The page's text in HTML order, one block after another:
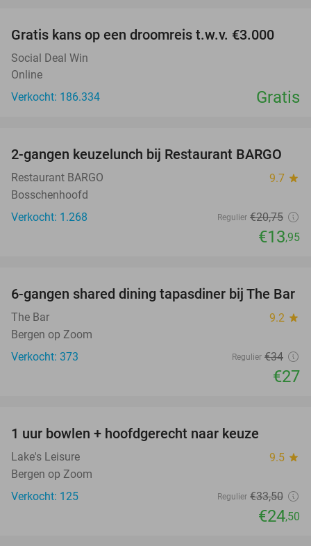
Gratis kans op een droomreis t.w.v. €3.000
Social Deal Win
Online
Verkocht: 186.334
Gratis
33%
2-gangen keuzelunch bij Restaurant BARGO
Restaurant BARGO 9.7 star
Bosschenhoofd
Verkocht: 1.268
Regulier €20,75
€13,95
21%
6-gangen shared dining tapasdiner bij The Bar
The Bar 9.2 star
Bergen op Zoom
Verkocht: 373
Regulier €34
€27
1 uur bowlen + hoofdgerecht naar keuze
Lake's Leisure 9.5 star
Bergen op Zoom
Verkocht: 125
Regulier €33,50
€24,50